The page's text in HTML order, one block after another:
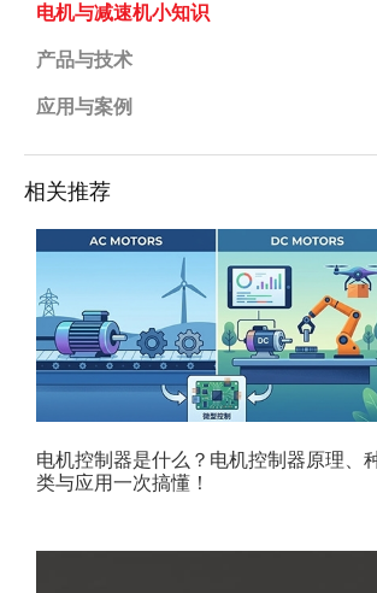
电机与减速机小知识
产品与技术
应用与案例
相关推荐
电机控制器是什么？电机控制器原理、
类与应用一次搞懂！